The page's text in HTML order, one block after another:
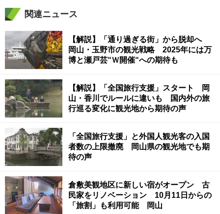
関連ニュース
【解説】「通り過ぎる街」から脱却へ
岡山・玉野市の観光戦略 2025年には万
博と瀬戸芸“Ｗ開催“への期待も
【解説】「全国旅行支援」スタート 岡
山・香川でルールに違いも 国内外の旅
行巡る変化に観光地から期待の声
「全国旅行支援」と外国人観光客の入国
者数の上限撤廃 岡山県の観光地でも期
待の声
倉敷美観地区に新しい宿がオープン 古
民家をリノベーション 10月11日からの
「旅割」も利用可能 岡山